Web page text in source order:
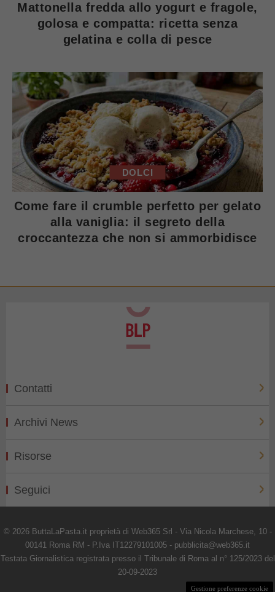
Mattonella fredda allo yogurt e fragole,
golosa e compatta: ricetta senza
gelatina e colla di pesce
DOLCI
Come fare il crumble perfetto per gelato
alla vaniglia: il segreto della
croccantezza che non si ammorbidisce
Contatti
Archivi News
Risorse
Seguici
© 2026 ButtaLaPasta.it proprietà di Web365 Srl - Via Nicola Marchese, 10 -
00141 Roma RM - P.Iva IT12279101005 - pubblicita@web365.it
Testata Giornalistica registrata presso il Tribunale di Roma al n° 125/2023 del
20-09-2023
Gestione preferenze cookie